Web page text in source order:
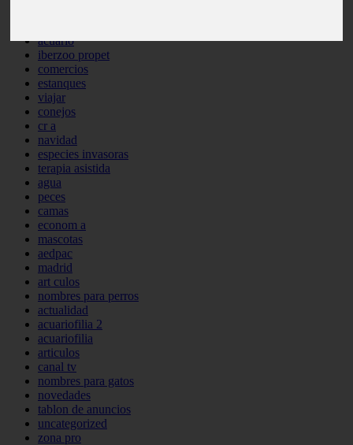
acuario
iberzoo propet
comercios
estanques
viajar
conejos
cr a
navidad
especies invasoras
terapia asistida
agua
peces
camas
econom a
mascotas
aedpac
madrid
art culos
nombres para perros
actualidad
acuariofilia 2
acuariofilia
articulos
canal tv
nombres para gatos
novedades
tablon de anuncios
uncategorized
zona pro